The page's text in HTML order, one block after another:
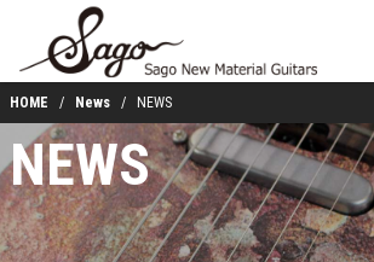
HOME News NEWS
NEWS